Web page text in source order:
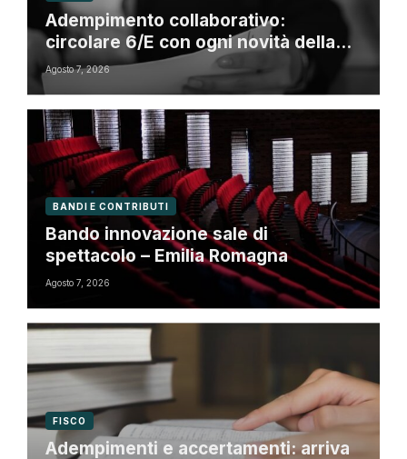
Adempimento collaborativo:
circolare 6/E con ogni novità della
riforma fiscale
Agosto 7, 2026
BANDI E CONTRIBUTI
Bando innovazione sale di
spettacolo – Emilia Romagna
Agosto 7, 2026
FISCO
Adempimenti e accertamenti: arriva